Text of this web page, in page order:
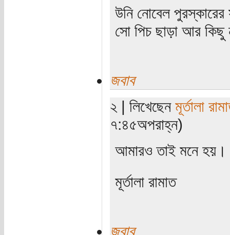
উনি নোবেল
সো পিচ ছাড়া আর কিছু
জবাব
২ | লিখেছেন মূর্তালা
৭:৪৫অপরাহ্ন)
আমারও তাই মনে হয়।
মূর্তালা রামাত
জবাব